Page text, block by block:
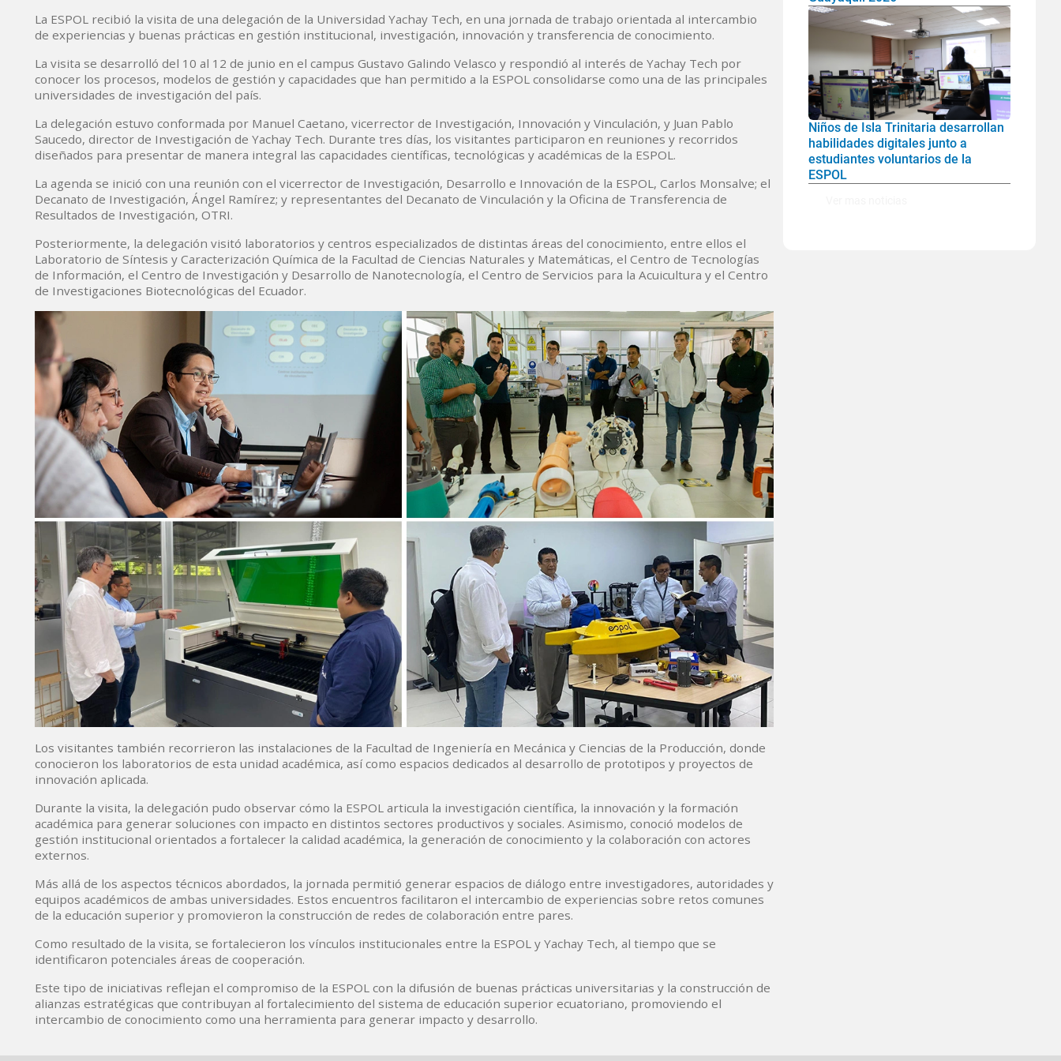
La ESPOL recibió la visita de una delegación de la Universidad Yachay Tech, en una jornada de trabajo orientada al intercambio
de experiencias y buenas prácticas en gestión institucional, investigación, innovación y transferencia de conocimiento.
La visita se desarrolló del 10 al 12 de junio en el campus Gustavo Galindo Velasco y respondió al interés de Yachay Tech por
conocer los procesos, modelos de gestión y capacidades que han permitido a la ESPOL consolidarse como una de las principales
universidades de investigación del país.
La delegación estuvo conformada por Manuel Caetano, vicerrector de Investigación, Innovación y Vinculación, y Juan Pablo
Saucedo, director de Investigación de Yachay Tech. Durante tres días, los visitantes participaron en reuniones y recorridos
diseñados para presentar de manera integral las capacidades científicas, tecnológicas y académicas de la ESPOL.
La agenda se inició con una reunión con el vicerrector de Investigación, Desarrollo e Innovación de la ESPOL, Carlos Monsalve; el
Decanato de Investigación, Ángel Ramírez; y representantes del Decanato de Vinculación y la Oficina de Transferencia de
Resultados de Investigación, OTRI.
Posteriormente, la delegación visitó laboratorios y centros especializados de distintas áreas del conocimiento, entre ellos el
Laboratorio de Síntesis y Caracterización Química de la Facultad de Ciencias Naturales y Matemáticas, el Centro de Tecnologías
de Información, el Centro de Investigación y Desarrollo de Nanotecnología, el Centro de Servicios para la Acuicultura y el Centro
de Investigaciones Biotecnológicas del Ecuador.
Los visitantes también recorrieron las instalaciones de la Facultad de Ingeniería en Mecánica y Ciencias de la Producción, donde
conocieron los laboratorios de esta unidad académica, así como espacios dedicados al desarrollo de prototipos y proyectos de
innovación aplicada.
Durante la visita, la delegación pudo observar cómo la ESPOL articula la investigación científica, la innovación y la formación
académica para generar soluciones con impacto en distintos sectores productivos y sociales. Asimismo, conoció modelos de
gestión institucional orientados a fortalecer la calidad académica, la generación de conocimiento y la colaboración con actores
externos.
Más allá de los aspectos técnicos abordados, la jornada permitió generar espacios de diálogo entre investigadores, autoridades y
equipos académicos de ambas universidades. Estos encuentros facilitaron el intercambio de experiencias sobre retos comunes
de la educación superior y promovieron la construcción de redes de colaboración entre pares.
Como resultado de la visita, se fortalecieron los vínculos institucionales entre la ESPOL y Yachay Tech, al tiempo que se
identificaron potenciales áreas de cooperación.
Este tipo de iniciativas reflejan el compromiso de la ESPOL con la difusión de buenas prácticas universitarias y la construcción de
alianzas estratégicas que contribuyan al fortalecimiento del sistema de educación superior ecuatoriano, promoviendo el
intercambio de conocimiento como una herramienta para generar impacto y desarrollo.
Niños de Isla Trinitaria desarrollan
habilidades digitales junto a
estudiantes voluntarios de la
ESPOL